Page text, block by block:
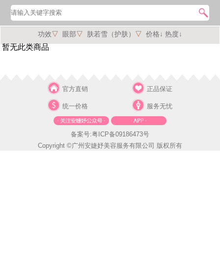
功效▽ 眼部▽ 肤若雪（护肤） ▽ 价格↓ 热度↓
暂无此类商品
官方直销
统一价格
正品保证
服务无忧
备案号:粤ICP备09186473号
Copyright ©广州安婕妤美容服务有限公司 版权所有